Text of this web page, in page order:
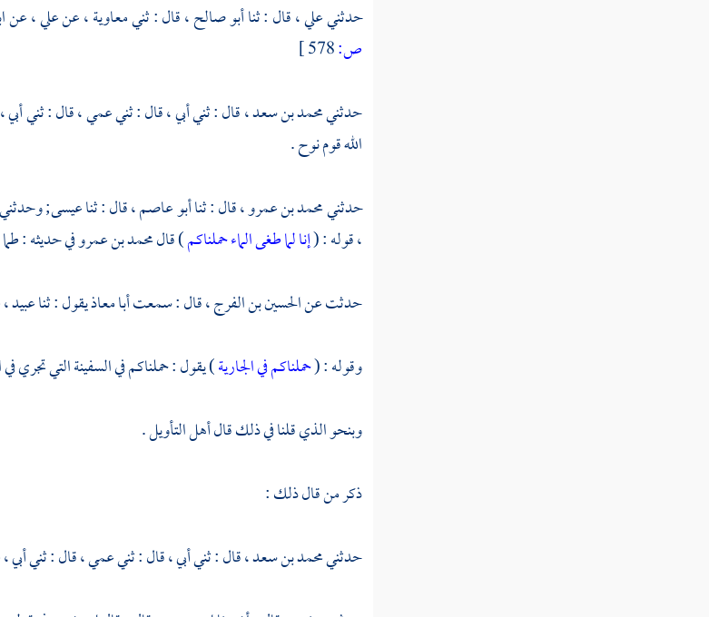
حدثنيعلي ،قال : ثناأبو صالح ،قال : ثنيمعاوية ،عنعلي ،عن
ص:
حدثنيمحمد بن سعد ،قال : ثني أبي ، قال : ثني عمي ، قال : ثني
الله قومنوح.
حدثنيمحمد بن عمرو ،قال : ثناأبو عاصم ،قال : ثناعيسى;وحدثني
،قوله : (إنا لما طغى الماء حملناكم) قالمحمد بن عمروفي حديثه :
حدثت عنالحسين بن الفرج ،قال : سمعتأبا معاذيقول : ثناعبيد ،
وقوله : (حملناكم في الجارية) يقول : حملناكم في السفينة التي تجري في
وبنحو الذي قلنا في ذلك قال أهل التأويل .
ذكر من قال ذلك :
حدثنيمحمد بن سعد ،قال : ثني أبي ، قال : ثني عمي ، قال : ثني أبي